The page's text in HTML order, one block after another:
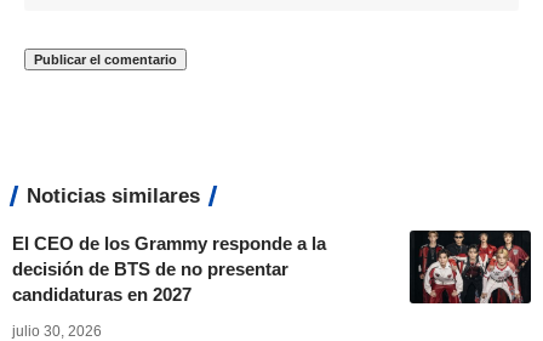
Noticias similares
El CEO de los Grammy responde a la
decisión de BTS de no presentar
candidaturas en 2027
julio 30, 2026